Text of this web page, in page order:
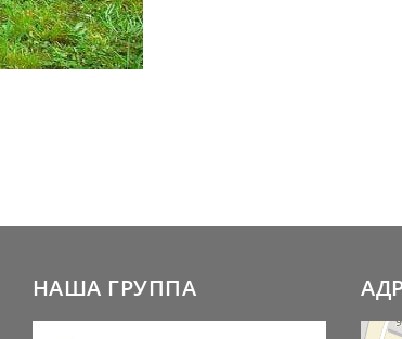
НАША ГРУППА